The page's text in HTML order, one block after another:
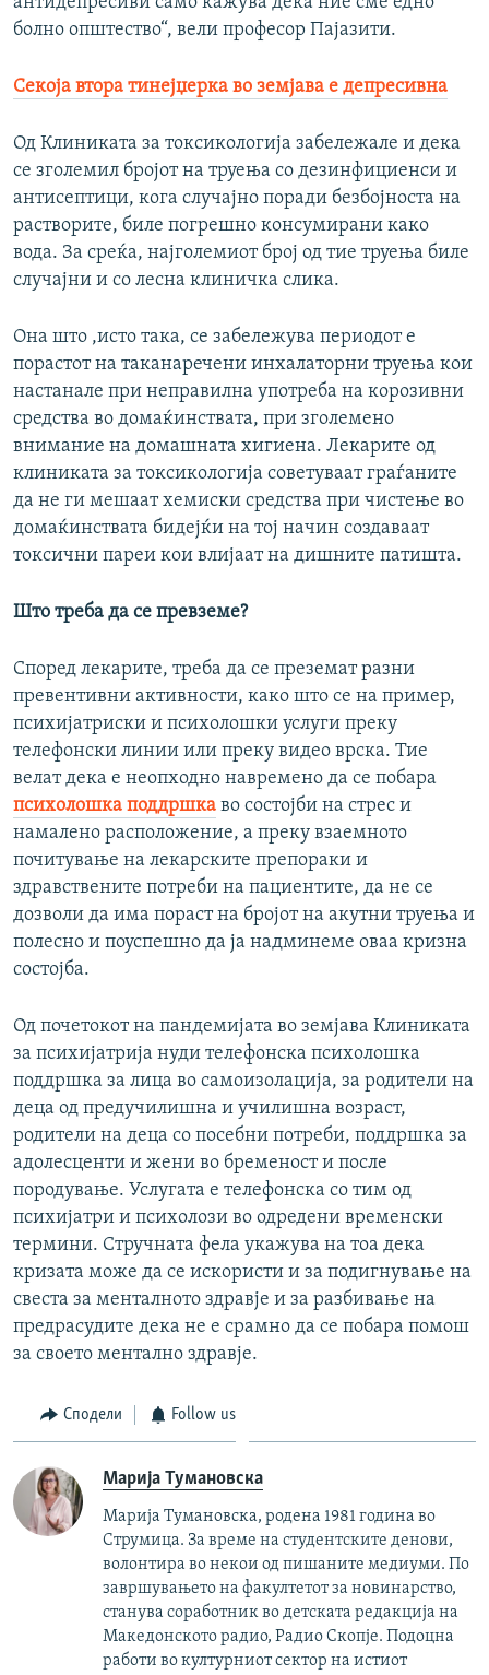
болно општество“, вели професор Пајазити.
Секоја втора тинејџерка во земјава е депресивна
Од Клиниката за токсикологија забележале и дека
се зголемил бројот на труења со дезинфициенси и
антисептици, кога случајно поради безбојноста на
растворите, биле погрешно консумирани како
вода. За среќа, најголемиот број од тие труења биле
случајни и со лесна клиничка слика.
Она што ,исто така, се забележува периодот е
порастот на таканаречени инхалаторни труења кои
настанале при неправилна употреба на корозивни
средства во домаќинствата, при зголемено
внимание на домашната хигиена. Лекарите од
клиниката за токсикологија советуваат граѓаните
да не ги мешаат хемиски средства при чистење во
домаќинствата бидејќи на тој начин создаваат
токсични пареи кои влијаат на дишните патишта.
Што треба да се превземе?
Според лекарите, треба да се преземат разни
превентивни активности, како што се на пример,
психијатриски и психолошки услуги преку
телефонски линии или преку видео врска. Тие
велат дека е неопходно навремено да се побара
психолошка поддршка во состојби на стрес и
намалено расположение, а преку взаемното
почитување на лекарските препораки и
здравствените потреби на пациентите, да не се
дозволи да има пораст на бројот на акутни труења и
полесно и поуспешно да ја надминеме оваа кризна
состојба.
Од почетокот на пандемијата во земјава Клиниката
за психијатрија нуди телефонска психолошка
поддршка за лица во самоизолација, за родители на
деца од предучилишна и училишна возраст,
родители на деца со посебни потреби, поддршка за
адолесценти и жени во бременост и после
породување. Услугата е телефонска со тим од
психијатри и психолози во одредени временски
термини. Стручната фела укажува на тоа дека
кризата може да се искористи и за подигнување на
свеста за менталното здравје и за разбивање на
предрасудите дека не е срамно да се побара помош
за своето ментално здравје.
Сподели Follow us
Марија Тумановска
Марија Тумановска, родена 1981 година во
Струмица. За време на студентските денови,
волонтира во некои од пишаните медиуми. По
завршувањето на факултетот за новинарство,
станува соработник во детската редакција на
Македонското радио, Радио Скопје. Подоцна
работи во културниот сектор на истиот